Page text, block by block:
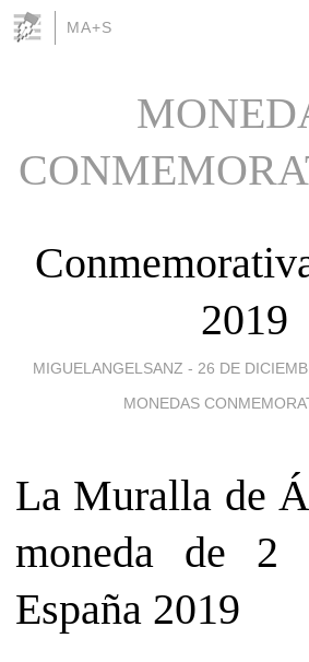
MA+S
2019
MIGUELANGELSANZ - 26 DE
MONEDAS
La Muralla de
moneda de 2
España 2019